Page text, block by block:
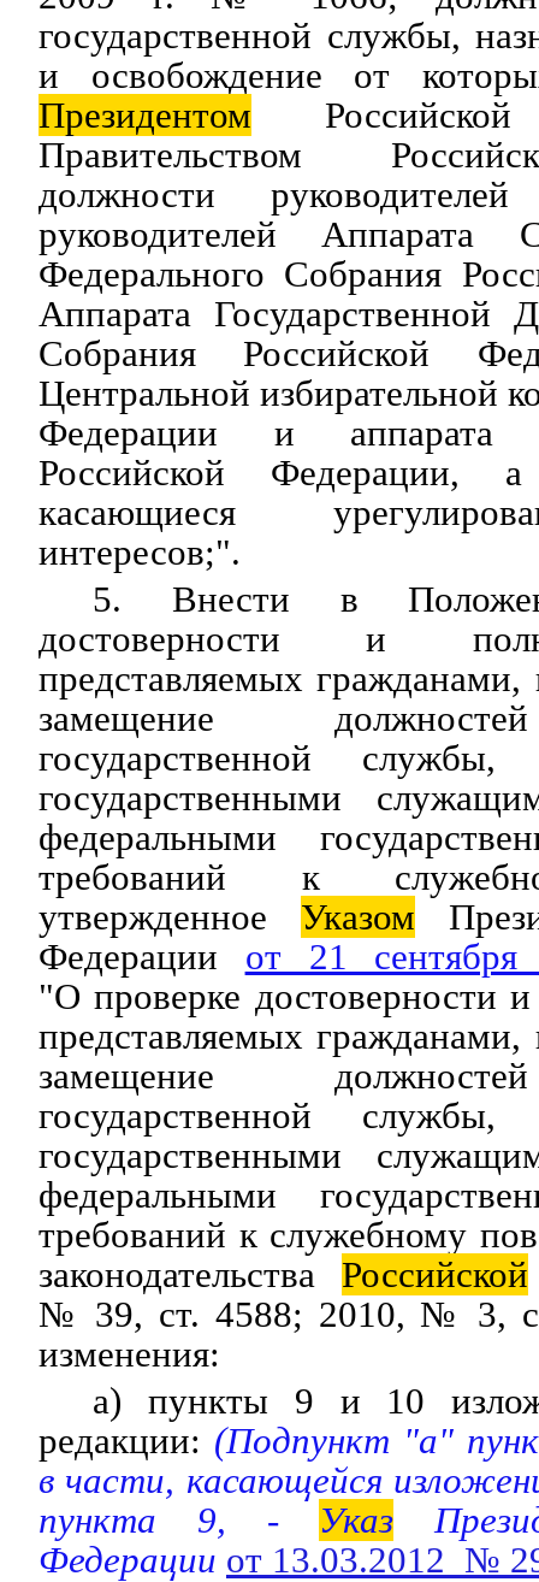
государственной службы,
и освобождение от
Президентом
Правительством
должности
руководителей Аппарата
Федерального Собрания
Аппарата Государственной
Собрания Российской
Центральной избирательной
Федерации и аппарата
Российской Федерации,
касающиеся
интересов;".
5. Внести в
достоверности и
представляемых
замещение
государственной
государственными
федеральными
требований к
утвержденное Указом
Федерации от 21
"О проверке достоверности
представляемых
замещение
государственной
государственными
федеральными
требований к служебному
законодательства Российской
№ 39, ст. 4588; 2010, № 3,
изменения:
а) пункты 9 и 10
редакции: (Подпункт "а"
в части, касающейся
пункта 9, - Указ
Федерации от 13.03.2012 №